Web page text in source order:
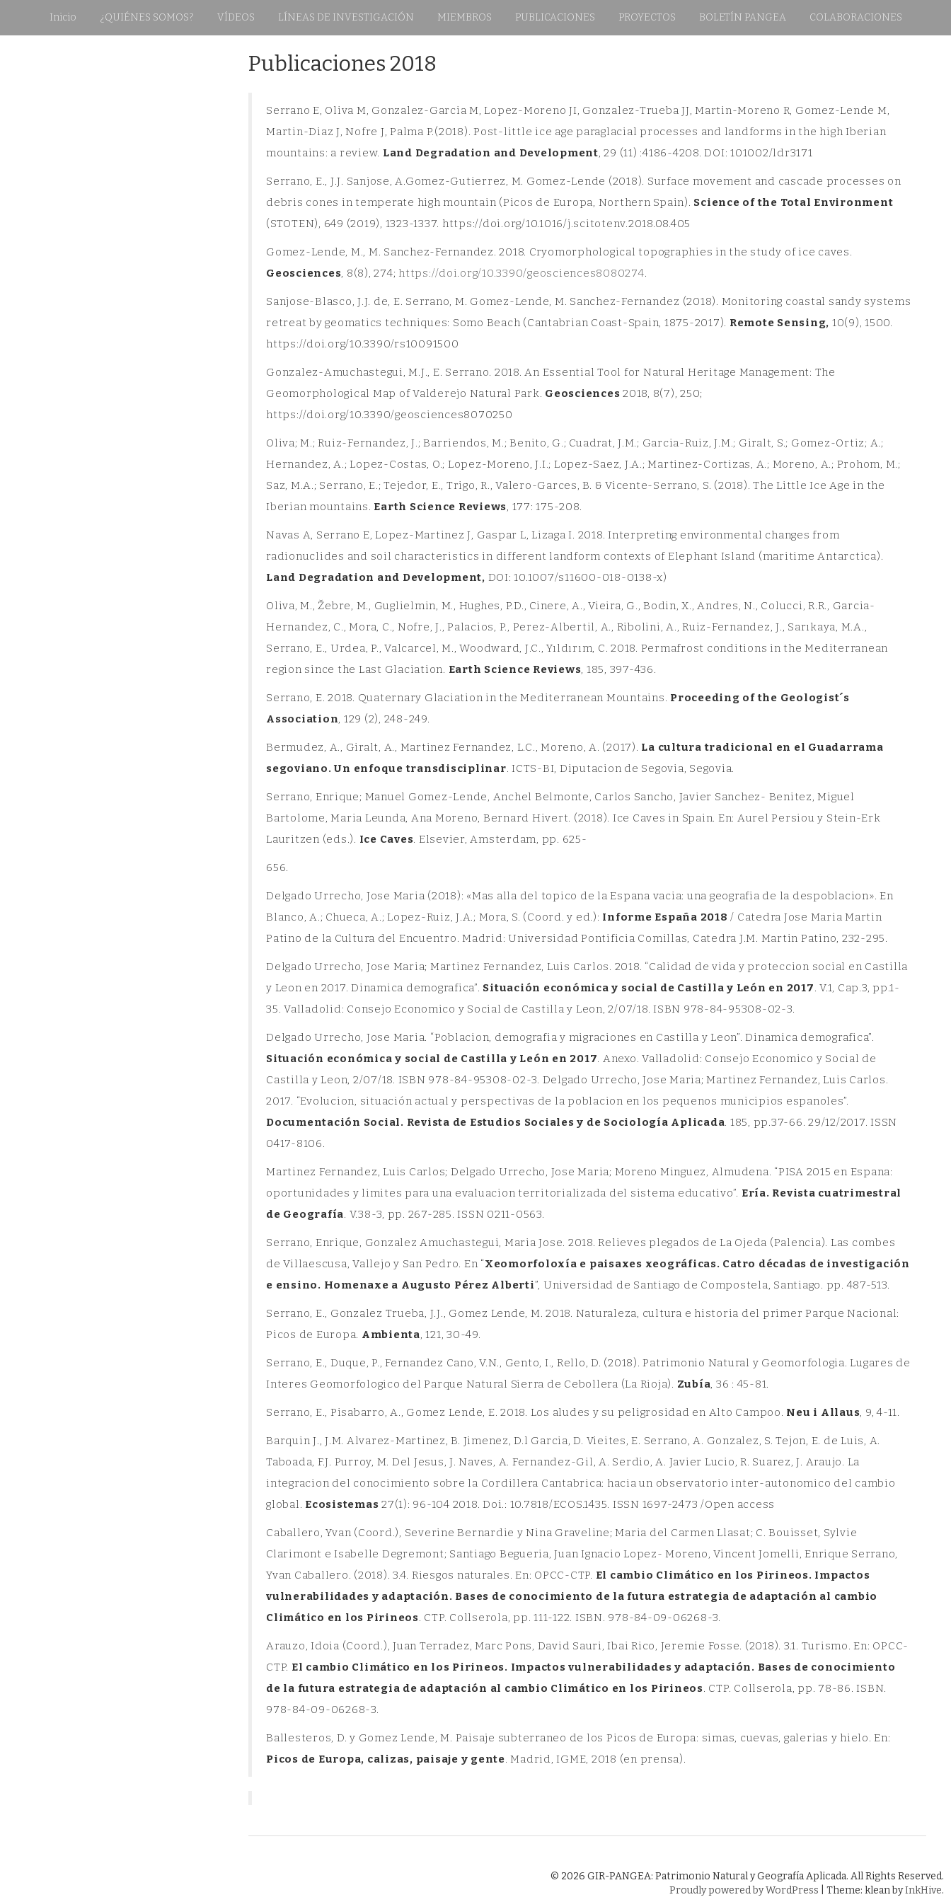
Inicio ¿QUIÉNES SOMOS? VÍDEOS LÍNEAS DE INVESTIGACIÓN MIEMBROS PUBLICACIONES PROYECTOS BOLETÍN PANGEA COLABORACIONES
Publicaciones 2018
Serrano E, Oliva M, Gonzalez-Garcia M, Lopez-Moreno JI, Gonzalez-Trueba JJ, Martin-Moreno R, Gomez-Lende M,
Martin-Diaz J, Nofre J, Palma P.(2018). Post-little ice age paraglacial processes and landforms in the high Iberian
mountains: a review. Land Degradation and Development, 29 (11) :4186-4208. DOI: 101002/ldr3171
Serrano, E., J.J. Sanjose, A.Gomez-Gutierrez, M. Gomez-Lende (2018). Surface movement and cascade processes on
debris cones in temperate high mountain (Picos de Europa, Northern Spain). Science of the Total Environment
(STOTEN), 649 (2019), 1323-1337. https://doi.org/10.1016/j.scitotenv.2018.08.405
Gomez-Lende, M., M. Sanchez-Fernandez. 2018. Cryomorphological topographies in the study of ice caves.
Geosciences, 8(8), 274; https://doi.org/10.3390/geosciences8080274.
Sanjose-Blasco, J.J. de, E. Serrano, M. Gomez-Lende, M. Sanchez-Fernandez (2018). Monitoring coastal sandy systems
retreat by geomatics techniques: Somo Beach (Cantabrian Coast-Spain, 1875-2017). Remote Sensing, 10(9), 1500.
https://doi.org/10.3390/rs10091500
Gonzalez-Amuchastegui, M.J., E. Serrano. 2018. An Essential Tool for Natural Heritage Management: The
Geomorphological Map of Valderejo Natural Park. Geosciences 2018, 8(7), 250;
https://doi.org/10.3390/geosciences8070250
Oliva; M.; Ruiz-Fernandez, J.; Barriendos, M.; Benito, G.; Cuadrat, J.M.; Garcia-Ruiz, J.M.; Giralt, S.; Gomez-Ortiz; A.;
Hernandez, A.; Lopez-Costas, O.; Lopez-Moreno, J.I.; Lopez-Saez, J.A.; Martinez-Cortizas, A.; Moreno, A.; Prohom, M.;
Saz, M.A.; Serrano, E.; Tejedor, E., Trigo, R., Valero-Garces, B. & Vicente-Serrano, S. (2018). The Little Ice Age in the
Iberian mountains. Earth Science Reviews, 177: 175-208.
Navas A, Serrano E, Lopez-Martinez J, Gaspar L, Lizaga I. 2018. Interpreting environmental changes from
radionuclides and soil characteristics in different landform contexts of Elephant Island (maritime Antarctica).
Land Degradation and Development, DOI: 10.1007/s11600-018-0138-x)
Oliva, M., Žebre, M., Guglielmin, M., Hughes, P.D., Cinere, A., Vieira, G., Bodin, X., Andres, N., Colucci, R.R., Garcia-
Hernandez, C., Mora, C., Nofre, J., Palacios, P., Perez-Albertil, A., Ribolini, A., Ruiz-Fernandez, J., Sarıkaya, M.A.,
Serrano, E., Urdea, P., Valcarcel, M., Woodward, J.C., Yıldırım, C. 2018. Permafrost conditions in the Mediterranean
region since the Last Glaciation. Earth Science Reviews, 185, 397-436.
Serrano, E. 2018. Quaternary Glaciation in the Mediterranean Mountains. Proceeding of the Geologist´s
Association, 129 (2), 248-249.
Bermudez, A., Giralt, A., Martinez Fernandez, L.C., Moreno, A. (2017). La cultura tradicional en el Guadarrama
segoviano. Un enfoque transdisciplinar. ICTS-BI, Diputacion de Segovia, Segovia.
Serrano, Enrique; Manuel Gomez-Lende, Anchel Belmonte, Carlos Sancho, Javier Sanchez- Benitez, Miguel
Bartolome, Maria Leunda, Ana Moreno, Bernard Hivert. (2018). Ice Caves in Spain. En: Aurel Persiou y Stein-Erk
Lauritzen (eds.). Ice Caves. Elsevier, Amsterdam, pp. 625-
656.
Delgado Urrecho, Jose Maria (2018): «Mas alla del topico de la Espana vacia: una geografia de la despoblacion». En
Blanco, A.; Chueca, A.; Lopez-Ruiz, J.A.; Mora, S. (Coord. y ed.): Informe España 2018/ Catedra Jose Maria Martin
Patino de la Cultura del Encuentro. Madrid: Universidad Pontificia Comillas, Catedra J.M. Martin Patino, 232-295.
Delgado Urrecho, Jose Maria; Martinez Fernandez, Luis Carlos. 2018. “Calidad de vida y proteccion social en Castilla
y Leon en 2017. Dinamica demografica”. Situación económica y social de Castilla y León en 2017. V.1, Cap.3, pp.1-
35. Valladolid: Consejo Economico y Social de Castilla y Leon, 2/07/18. ISBN 978-84-95308-02-3.
Delgado Urrecho, Jose Maria. “Poblacion, demografia y migraciones en Castilla y Leon”. Dinamica demografica”.
Situación económica y social de Castilla y León en 2017. Anexo. Valladolid: Consejo Economico y Social de
Castilla y Leon, 2/07/18. ISBN 978-84-95308-02-3. Delgado Urrecho, Jose Maria; Martinez Fernandez, Luis Carlos.
2017. “Evolucion, situación actual y perspectivas de la poblacion en los pequenos municipios espanoles”.
Documentación Social. Revista de Estudios Sociales y de Sociología Aplicada. 185, pp.37-66. 29/12/2017. ISSN
0417-8106.
Martinez Fernandez, Luis Carlos; Delgado Urrecho, Jose Maria; Moreno Minguez, Almudena. “PISA 2015 en Espana:
oportunidades y limites para una evaluacion territorializada del sistema educativo”. Ería. Revista cuatrimestral
de Geografía. V.38-3, pp. 267-285. ISSN 0211-0563.
Serrano, Enrique, Gonzalez Amuchastegui, Maria Jose. 2018. Relieves plegados de La Ojeda (Palencia). Las combes
de Villaescusa, Vallejo y San Pedro. En “Xeomorfoloxía e paisaxes xeográficas. Catro décadas de investigación
e ensino. Homenaxe a Augusto Pérez Alberti”, Universidad de Santiago de Compostela, Santiago. pp. 487-513.
Serrano, E., Gonzalez Trueba, J.J., Gomez Lende, M. 2018. Naturaleza, cultura e historia del primer Parque Nacional:
Picos de Europa. Ambienta, 121, 30-49.
Serrano, E., Duque, P., Fernandez Cano, V.N., Gento, I., Rello, D. (2018). Patrimonio Natural y Geomorfologia. Lugares de
Interes Geomorfologico del Parque Natural Sierra de Cebollera (La Rioja). Zubía, 36 : 45-81.
Serrano, E., Pisabarro, A., Gomez Lende, E. 2018. Los aludes y su peligrosidad en Alto Campoo. Neu i Allaus, 9, 4-11.
Barquin J., J.M. Alvarez-Martinez, B. Jimenez, D.l Garcia, D. Vieites, E. Serrano, A. Gonzalez, S. Tejon, E. de Luis, A.
Taboada, F.J. Purroy, M. Del Jesus, J. Naves, A. Fernandez-Gil, A. Serdio, A. Javier Lucio, R. Suarez, J. Araujo. La
integracion del conocimiento sobre la Cordillera Cantabrica: hacia un observatorio inter-autonomico del cambio
global. Ecosistemas 27(1): 96-104 2018. Doi.: 10.7818/ECOS.1435. ISSN 1697-2473 /Open access
Caballero, Yvan (Coord.), Severine Bernardie y Nina Graveline; Maria del Carmen Llasat; C. Bouisset, Sylvie
Clarimont e Isabelle Degremont; Santiago Begueria, Juan Ignacio Lopez- Moreno, Vincent Jomelli, Enrique Serrano,
Yvan Caballero. (2018). 3.4. Riesgos naturales. En: OPCC-CTP. El cambio Climático en los Pirineos. Impactos
vulnerabilidades y adaptación. Bases de conocimiento de la futura estrategia de adaptación al cambio
Climático en los Pirineos. CTP. Collserola, pp. 111-122. ISBN. 978-84-09-06268-3.
Arauzo, Idoia (Coord.), Juan Terradez, Marc Pons, David Sauri, Ibai Rico, Jeremie Fosse. (2018). 3.1. Turismo. En: OPCC-
CTP. El cambio Climático en los Pirineos. Impactos vulnerabilidades y adaptación. Bases de conocimiento
de la futura estrategia de adaptación al cambio Climático en los Pirineos. CTP. Collserola, pp. 78-86. ISBN.
978-84-09-06268-3.
Ballesteros, D. y Gomez Lende, M. Paisaje subterraneo de los Picos de Europa: simas, cuevas, galerias y hielo. En:
Picos de Europa, calizas, paisaje y gente. Madrid, IGME, 2018 (en prensa).
© 2026 GIR-PANGEA: Patrimonio Natural y Geografía Aplicada. All Rights Reserved.
Proudly powered by WordPress
Theme: klean byInkHive.